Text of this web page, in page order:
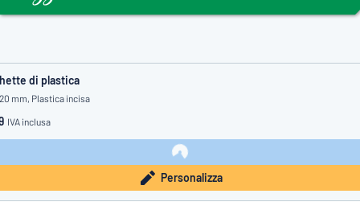
di plastica
mm, Plastica incisa
IVA inclusa
Personalizza